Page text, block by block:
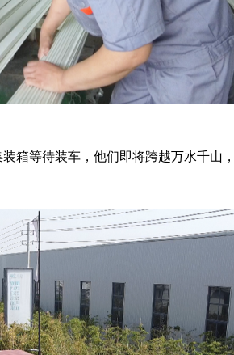
箱等待装车，他们即将跨越万水千山